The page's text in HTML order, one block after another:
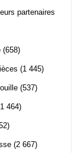
partenaires
(658)
(1 445)
(537)
464)
(2 667)